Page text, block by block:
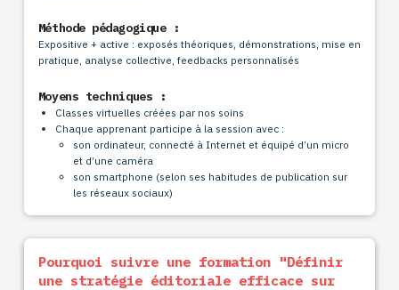
Méthode pédagogique :
Expositive + active : exposés théoriques, démonstrations, mise en
pratique, analyse collective, feedbacks personnalisés
Moyens techniques :
Classes virtuelles créées par nos soins
Chaque apprenant participe à la session avec :
son ordinateur, connecté à Internet et équipé d’un micro
et d’une caméra
son smartphone (selon ses habitudes de publication sur
les réseaux sociaux)
Méthodes d'évaluation
Validation des acquis pendant la formation grâce à des mises
Pourquoi suivre une formation "Définir
une stratégie éditoriale efficace sur